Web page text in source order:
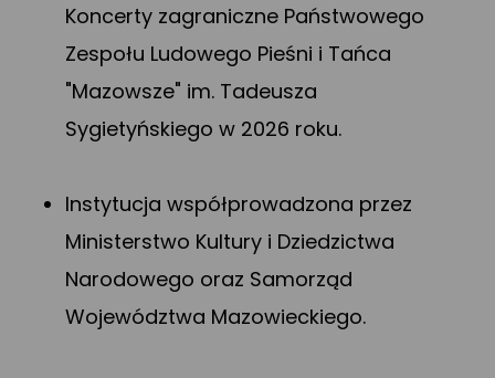
Koncerty zagraniczne Państwowego
Zespołu Ludowego Pieśni i Tańca
"Mazowsze" im. Tadeusza
Sygietyńskiego w 2026 roku.
Instytucja współprowadzona przez
Ministerstwo Kultury i Dziedzictwa
Narodowego oraz Samorząd
Województwa Mazowieckiego.